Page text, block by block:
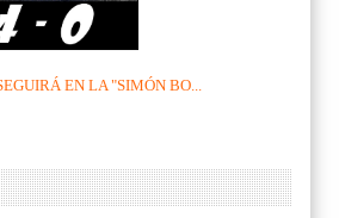
EN LA "SIMÓN BO...